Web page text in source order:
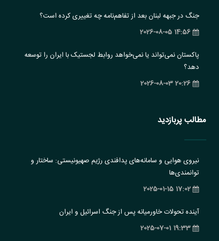
جنگ در جبهه لبنان بعد از تفاهم‌نامه چه تغییری کرده است؟
14:56 2026-08-05
پاکستان نمی‌تواند یا نمی‌خواهد روابط لجستیک با ایران را توسعه
دهد؟
20:26 2026-08-03
مطالب پربازدید
نیروی هوایی و سامانه‌های پدافندی رژیم صهیونیستی: ساختار و
‏توانمندی‌ها
17:02 2025-01-15
آینده تحولات خاورمیانه پس از جنگ اسرائیل و ایران
19:33 2025-07-01